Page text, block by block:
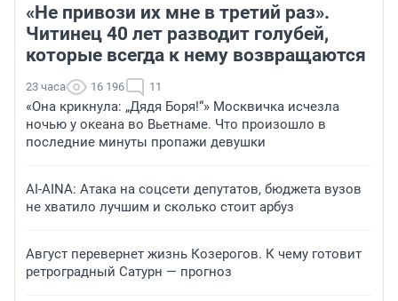
«Не привози их мне в третий раз».
Читинец 40 лет разводит голубей,
которые всегда к нему возвращаются
23 часа 16 196 11
«Она крикнула: „Дядя Боря!“» Москвичка исчезла
ночью у океана во Вьетнаме. Что произошло в
последние минуты пропажи девушки
AI-AINA: Атака на соцсети депутатов, бюджета вузов
не хватило лучшим и сколько стоит арбуз
Август перевернет жизнь Козерогов. К чему готовит
ретроградный Сатурн — прогноз